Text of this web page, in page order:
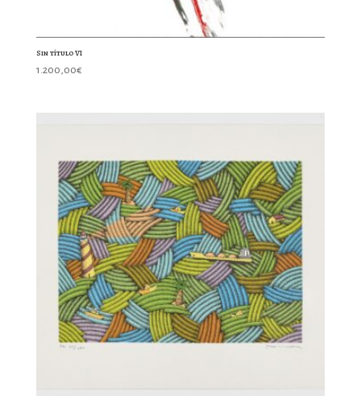
Sin título VI
1.200,00€